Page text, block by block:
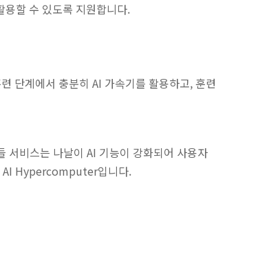
할 수 있도록 지원합니다.
단계에서 충분히 AI 가속기를 활용하고, 훈련
서비스는 나날이 AI 기능이 강화되어 사용자
AI Hypercomputer입니다.